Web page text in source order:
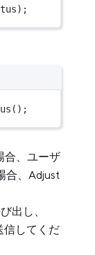
();
合、ユーザ
合、Adjust
出し、
信してくだ